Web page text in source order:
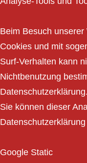
Beim Besuch
Cookies und mit
Surf-Verhalten kann
Nichtbenutzung
Datenschutzerklärung.
Sie können dieser
Google Static